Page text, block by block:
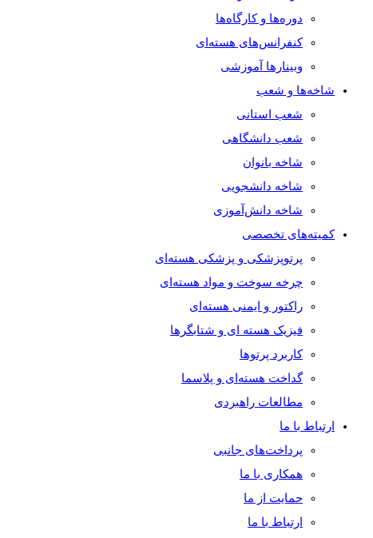
دوره‌ها و کارگاه‌ها
کنفرانس‌های هسته‌ای
وبینارها آموزشی
شاخه‌ها و شعب
شعب استانی
شعب دانشگاهی
شاخه بانوان
شاخه دانشجویی
شاخه دانش‌آموزی
کمیته‌های تخصصی
پرتوپزشکی و پزشکی هسته‌ای
چرخه سوخت و مواد هسته‌ای
راکتور و ایمنی هسته‌ای
فیزیک هسته ای و شتابگرها
کاربرد پرتوها
گداخت هسته‌ای و پلاسما
مطالعات راهبردی
ارتباط با ما
پرداخت‌های جانبی
همکاری با ما
حمايت از ما
ارتباط با ما